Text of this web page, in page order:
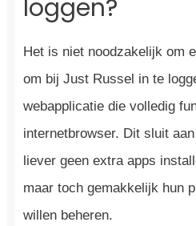
loggen?
Het is niet noodzakelijk om
om bij Just Russel in te
webapplicatie die volledig
internetbrowser. Dit sluit
liever geen extra apps
maar toch gemakkelijk hun
willen beheren.